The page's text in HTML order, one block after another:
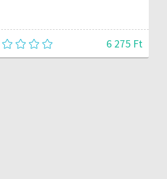
6 275 Ft